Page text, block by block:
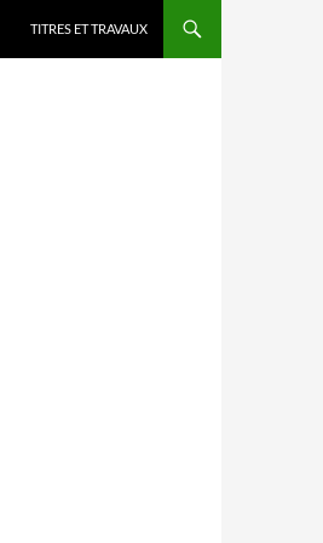
TITRES ET TRAVAUX